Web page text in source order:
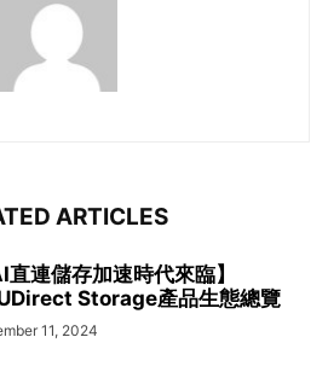
ARTICLES
直連儲存加速時代來臨】
Storage產品生態總覽
11, 2024